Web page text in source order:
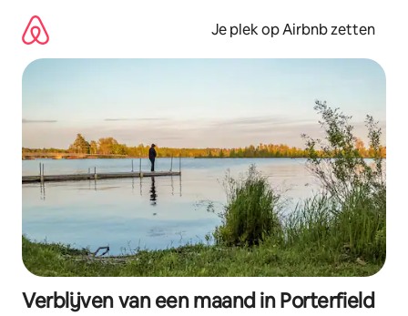
direct
naar
inhoud
Je plek op Airbnb zetten
Verblijven van een maand in Porterfield